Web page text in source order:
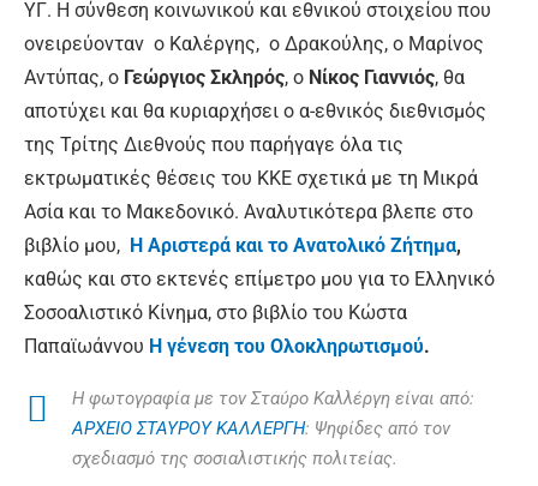
ΥΓ. Η σύνθεση κοινωνικού και εθνικού στοιχείου που
ονειρεύονταν ο Καλέργης, ο Δρακούλης, ο Μαρίνος
Αντύπας, ο Γεώργιος Σκληρός, ο Νίκος Γιαννιός, θα
αποτύχει και θα κυριαρχήσει ο α-εθνικός διεθνισμός
της Τρίτης Διεθνούς που παρήγαγε όλα τις
εκτρωματικές θέσεις του ΚΚΕ σχετικά με τη Μικρά
Ασία και το Μακεδονικό. Αναλυτικότερα βλεπε στο
βιβλίο μου, Η Αριστερά και το Ανατολικό Ζήτημα,
καθώς και στο εκτενές επίμετρο μου για το Ελληνικό
Σοσοαλιστικό Κίνημα, στο βιβλίο του Κώστα
Παπαϊωάννου Η γένεση του Ολοκληρωτισμού.
Η φωτογραφία με τον Σταύρο Καλλέργη είναι από:
ΑΡΧΕΙΟ ΣΤΑΥΡΟΥ ΚΑΛΛΕΡΓΗ: Ψηφίδες από τον
σχεδιασμό της σοσιαλιστικής πολιτείας.